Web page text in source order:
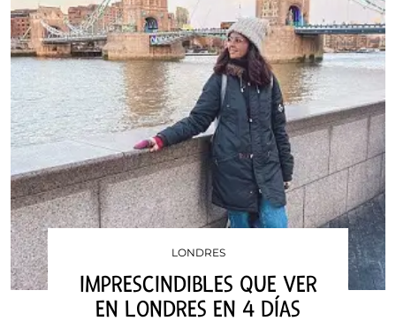
LONDRES
IMPRESCINDIBLES QUE VER
EN LONDRES EN 4 DÍAS